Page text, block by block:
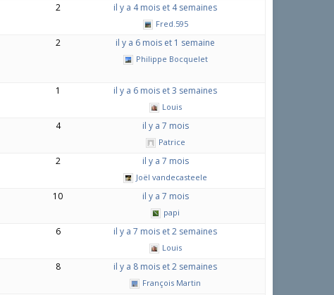
2 il y a 4 mois et 4 semaines
Fred.595
2 il y a 6 mois et 1 semaine
Philippe Bocquelet
1 il y a 6 mois et 3 semaines
Louis
4 il y a 7 mois
Patrice
2 il y a 7 mois
Joël vandecasteele
10 il y a 7 mois
papi
6 il y a 7 mois et 2 semaines
Louis
8 il y a 8 mois et 2 semaines
François Martin